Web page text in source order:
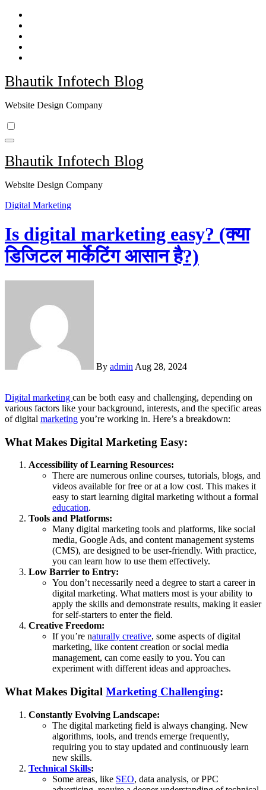
Skip
content
Bhautik Infotech Blog
Website Design Company
Bhautik Infotech Blog
Website Design Company
Digital Marketing
Is digital marketing easy? (क्या
डिजिटल मार्केटिंग आसान है?)
By admin Aug 28, 2024
Digital marketing can be both easy and challenging, depending on
various factors like your background, interests, and the specific areas
of digital marketing you’re working in. Here’s a breakdown:
What Makes Digital Marketing Easy:
Accessibility of Learning Resources:
There are numerous online courses, tutorials, blogs, and
videos available for free or at a low cost. This makes it
easy to start learning digital marketing without a formal
education.
Tools and Platforms:
Many digital marketing tools and platforms, like social
media, Google Ads, and content management systems
(CMS), are designed to be user-friendly. With practice,
you can learn how to use them effectively.
Low Barrier to Entry:
You don’t necessarily need a degree to start a career in
digital marketing. What matters most is your ability to
apply the skills and demonstrate results, making it easier
for self-starters to enter the field.
Creative Freedom:
If you’re naturally creative, some aspects of digital
marketing, like content creation or social media
management, can come easily to you. You can
experiment with different ideas and approaches.
What Makes Digital Marketing Challenging:
Constantly Evolving Landscape:
The digital marketing field is always changing. New
algorithms, tools, and trends emerge frequently,
requiring you to stay updated and continuously learn
new skills.
Technical Skills:
Some areas, like SEO, data analysis, or PPC